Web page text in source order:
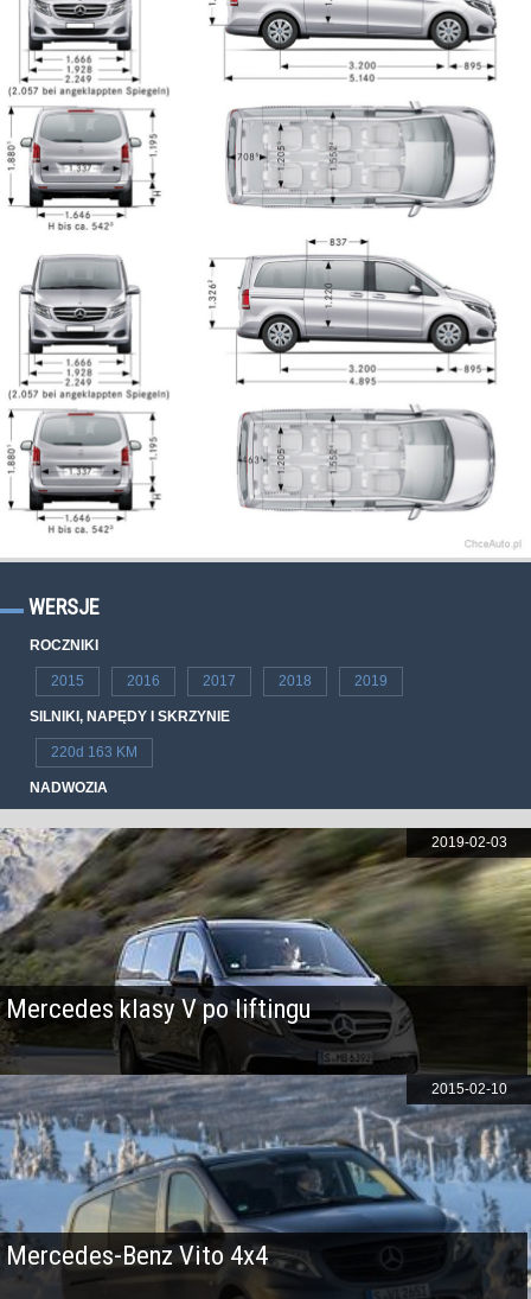
WERSJE
ROCZNIKI
2015 2016 2017 2018 2019
SILNIKI, NAPĘDY I SKRZYNIE
220d 163 KM
NADWOZIA
Mercedes klasy V po liftingu
2019-02-03
Mercedes-Benz Vito 4x4
2015-02-10